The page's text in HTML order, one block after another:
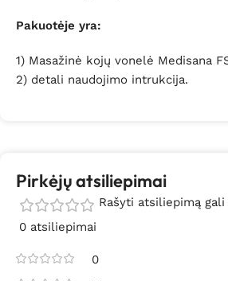
Pakuotėje yra:
1) Masažinė kojų vonelė Medisana
2) detali naudojimo intrukcija.
Pirkėjų atsiliepimai
0 atsiliepimai
0
Rašyti atsiliepimą